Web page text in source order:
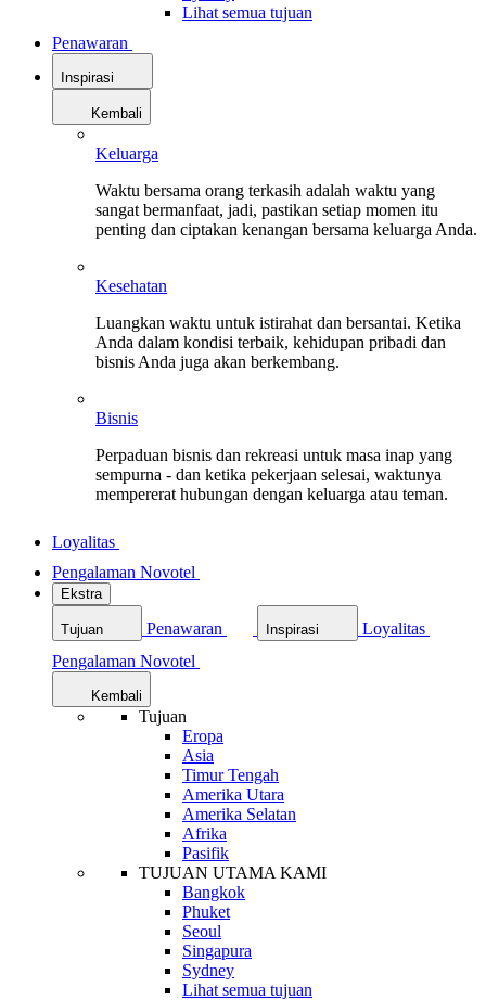
Lihat semua tujuan
Penawaran
Inspirasi
Kembali
Keluarga
Waktu bersama orang terkasih adalah waktu yang
sangat bermanfaat, jadi, pastikan setiap momen itu
penting dan ciptakan kenangan bersama keluarga Anda.
Kesehatan
Luangkan waktu untuk istirahat dan bersantai. Ketika
Anda dalam kondisi terbaik, kehidupan pribadi dan
bisnis Anda juga akan berkembang.
Bisnis
Perpaduan bisnis dan rekreasi untuk masa inap yang
sempurna - dan ketika pekerjaan selesai, waktunya
mempererat hubungan dengan keluarga atau teman.
Loyalitas
Pengalaman Novotel
Ekstra
Tujuan Penawaran Inspirasi
Loyalitas
Pengalaman Novotel
Kembali
Tujuan
Eropa
Asia
Timur Tengah
Amerika Utara
Amerika Selatan
Afrika
Pasifik
TUJUAN UTAMA KAMI
Bangkok
Phuket
Seoul
Singapura
Sydney
Lihat semua tujuan